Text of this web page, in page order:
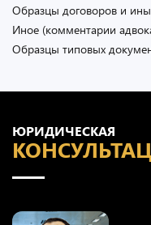
Образцы договоров и
Иное (комментарии
Образцы типовых
ЮРИДИЧЕСКАЯ